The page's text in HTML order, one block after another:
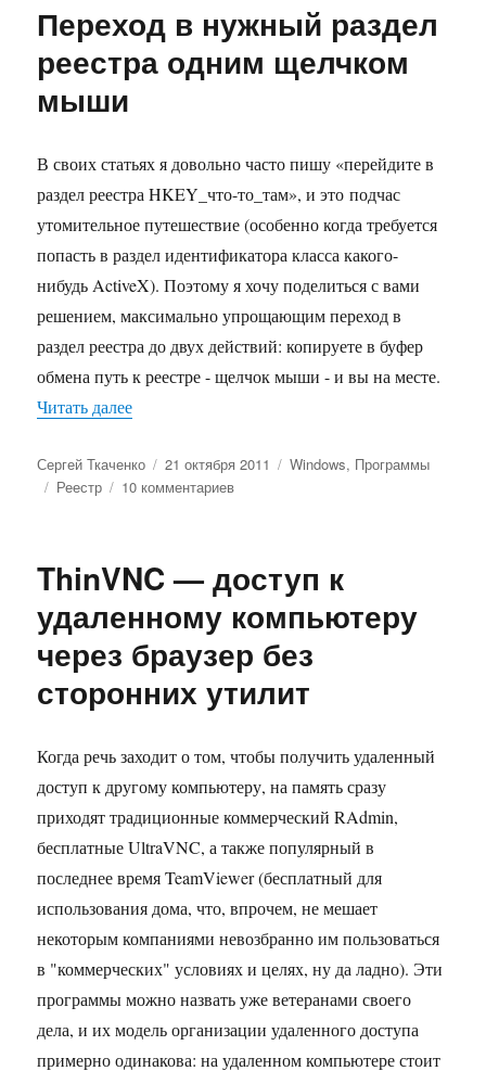
Переход в нужный раздел
реестра одним щелчком
мыши
В своих статьях я довольно часто пишу «перейдите в
раздел реестра HKEY_что-то_там», и это подчас
утомительное путешествие (особенно когда требуется
попасть в раздел идентификатора класса какого-
нибудь ActiveX). Поэтому я хочу поделиться с вами
решением, максимально упрощающим переход в
раздел реестра до двух действий: копируете в буфер
обмена путь к реестре - щелчок мыши - и вы на месте.
Читать далее«Переход в нужный раздел реестра одним
Автор
Сергей Ткаченко Опубликовано
21 октября 2011 Рубрики
Windows, Программы
Метки
Реестр 10 комментариевк
нужный
реестра
одним
щелчком
мыши
ThinVNC — доступ к
удаленному компьютеру
через браузер без
сторонних утилит
Когда речь заходит о том, чтобы получить удаленный
доступ к другому компьютеру, на память сразу
приходят традиционные коммерческий RAdmin,
бесплатные UltraVNC, а также популярный в
последнее время TeamViewer (бесплатный для
использования дома, что, впрочем, не мешает
некоторым компаниями невозбранно им пользоваться
в "коммерческих" условиях и целях, ну да ладно). Эти
программы можно назвать уже ветеранами своего
дела, и их модель организации удаленного доступа
примерно одинакова: на удаленном компьютере стоит